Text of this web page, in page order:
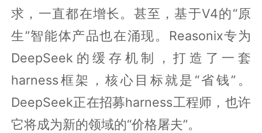
求，一直都在增长。甚至，基于V4的“原
生”智能体产品也在涌现。Reasonix专为
DeepSeek的缓存机制，打造了一套
harness框架，核心目标就是“省钱”。
DeepSeek正在招募harness工程师，也许
它将成为新的领域的“价格屠夫”。